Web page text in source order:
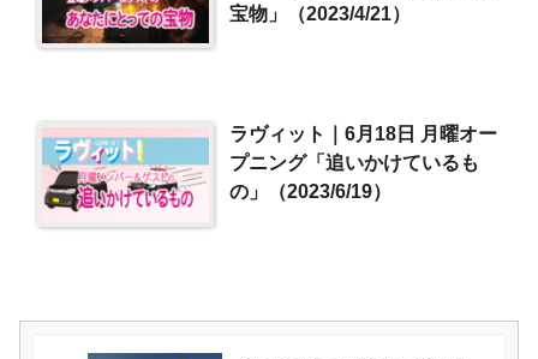
宝物」（2023/4/21）
ラヴィット｜6月18日 月曜オー
プニング「追いかけているも
の」（2023/6/19）